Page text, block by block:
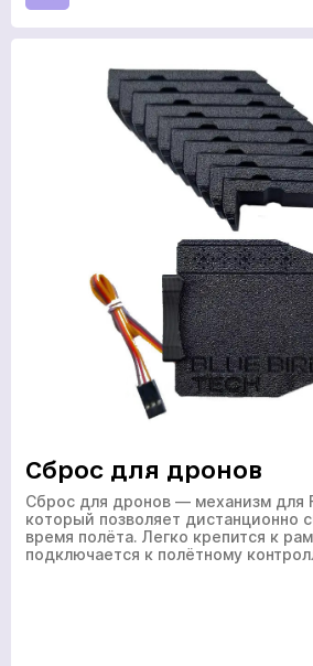
Сброс для дронов
Сброс для дронов — механизм для
который позволяет дистанционно
время полёта. Легко крепится к
подключается к полётному